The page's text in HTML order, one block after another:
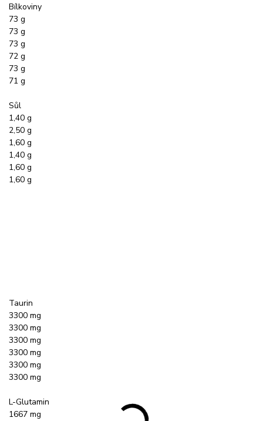
Bílkoviny
73 g
73 g
73 g
72 g
73 g
71 g
Sůl
1,40 g
2,50 g
1,60 g
1,40 g
1,60 g
1,60 g
Taurin
3300 mg
3300 mg
3300 mg
3300 mg
3300 mg
3300 mg
L-Glutamin
1667 mg